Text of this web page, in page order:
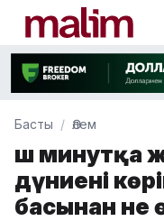
Басты Әлем
Үш минутқа
дүниені
басынан не